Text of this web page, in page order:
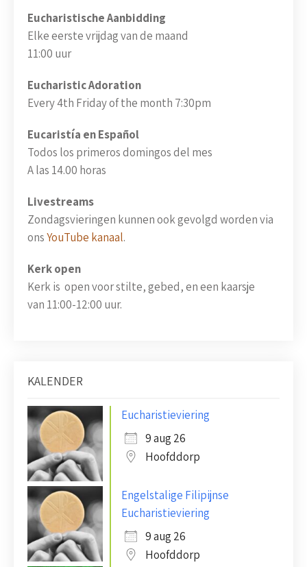
Eucharistische Aanbidding
Elke eerste vrijdag van de maand
11:00 uur
Eucharistic Adoration
Every 4th Friday of the month 7:30pm
Eucaristía en Español
Todos los primeros domingos del mes
A las 14.00 horas
Livestreams
Zondagsvieringen kunnen ook gevolgd worden via
onsYouTube kanaal.
Kerk open
Kerk is open voor stilte, gebed, en een kaarsje
van 11:00-12:00 uur.
KALENDER
Eucharistieviering
9 aug 26
Hoofddorp
Engelstalige Filipijnse
Eucharistieviering
9 aug 26
Hoofddorp